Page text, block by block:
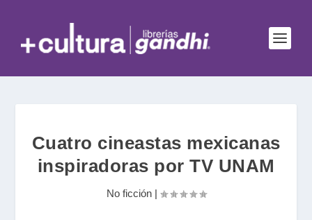
Cuatro cineastas mexicanas
inspiradoras por TV UNAM
No ficción|